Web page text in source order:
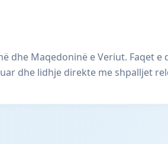
dhe Maqedoninë e Veriut. Faqet
dhe lidhje direkte me shpalljet